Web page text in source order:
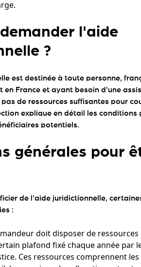
l'aide
?
est destinée à toute personne,
en France et ayant besoin d'une
de ressources suffisantes pour
explique en détail les conditions
potentiels.
générales pour
de l'aide juridictionnelle,
:
doit disposer de
plafond fixé chaque année par
Ces ressources comprennent